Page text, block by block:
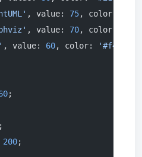
, value: 75, color:
, value: 70, color:
, value: 60, color: '#f44336'
;
;
200;